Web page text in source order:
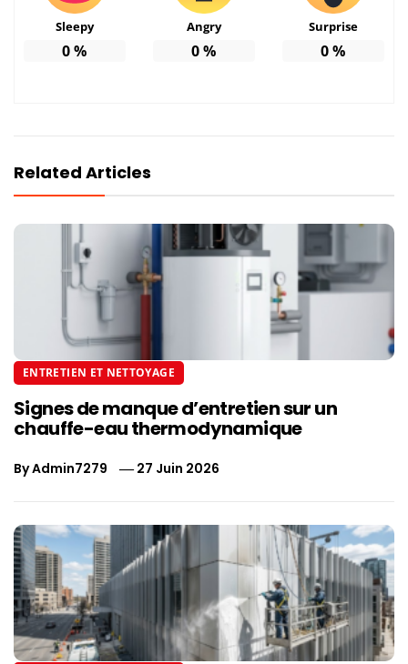
Sleepy
0%
Angry
0%
Surprise
0%
Related Articles
ENTRETIEN ET NETTOYAGE
Signes de manque d’entretien sur un
chauffe-eau thermodynamique
ByAdmin7279 27 Juin 2026